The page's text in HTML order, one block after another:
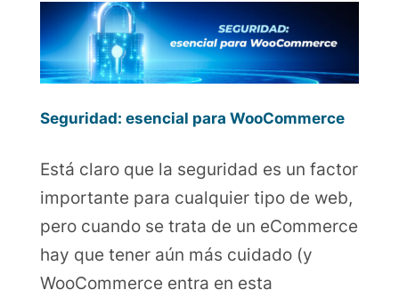
Seguridad: esencial para WooCommerce
Está claro que la seguridad es un factor
importante para cualquier tipo de web,
pero cuando se trata de un eCommerce
hay que tener aún más cuidado (y
WooCommerce entra en esta